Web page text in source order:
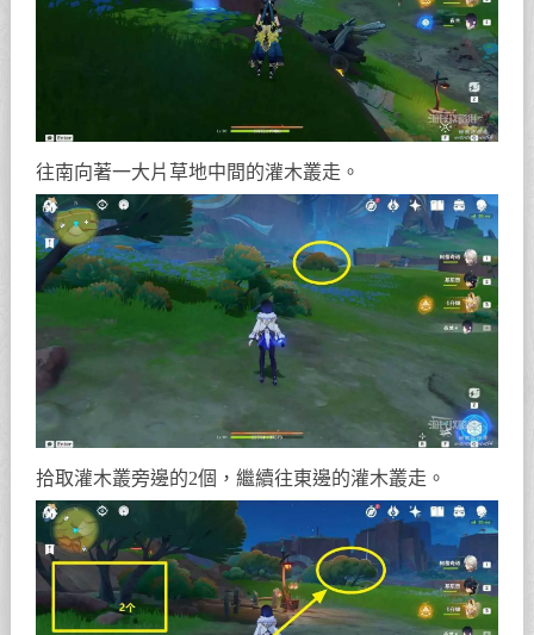
往南向著一大片草地中間的灌木叢走。
拾取灌木叢旁邊的2個，繼續往東邊的灌木叢走。